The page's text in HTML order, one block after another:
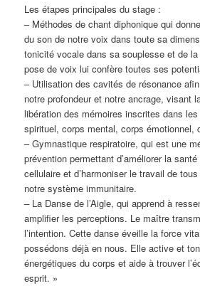
Les étapes principales du stage :
– Méthodes de chant diphonique qui
du son de notre voix dans toute sa
tonicité vocale dans sa souplesse et de
pose de voix lui confère toutes ses
– Utilisation des cavités de résonance
notre profondeur et notre ancrage, visant
libération des mémoires inscrites dans
spirituel, corps mental, corps émotionnel,
– Gymnastique respiratoire, qui est une
prévention permettant d’améliorer la
cellulaire et d’harmoniser le travail de
notre système immunitaire.
– La Danse de l’Aigle, qui apprend à
amplifier les perceptions. Le maître
l’intention. Cette danse éveille la force
possédons déjà en nous. Elle active et
énergétiques du corps et aide à trouver
esprit. »